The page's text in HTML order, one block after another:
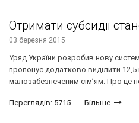
Отримати субсидії
03 березня 2015
Уряд України розробив нову
пропонує додатково виділити
малозабезпеченим сім’ям. Про це
Переглядів: 5715 Більше